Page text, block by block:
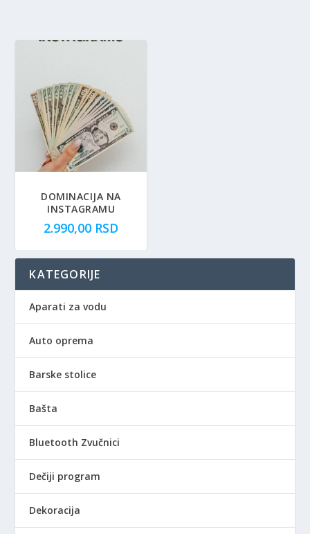
DOMINACIJA NA
INSTAGRAMU
2.990,00 RSD
KATEGORIJE
Aparati za vodu
Auto oprema
Barske stolice
Bašta
Bluetooth Zvučnici
Dečiji program
Dekoracija